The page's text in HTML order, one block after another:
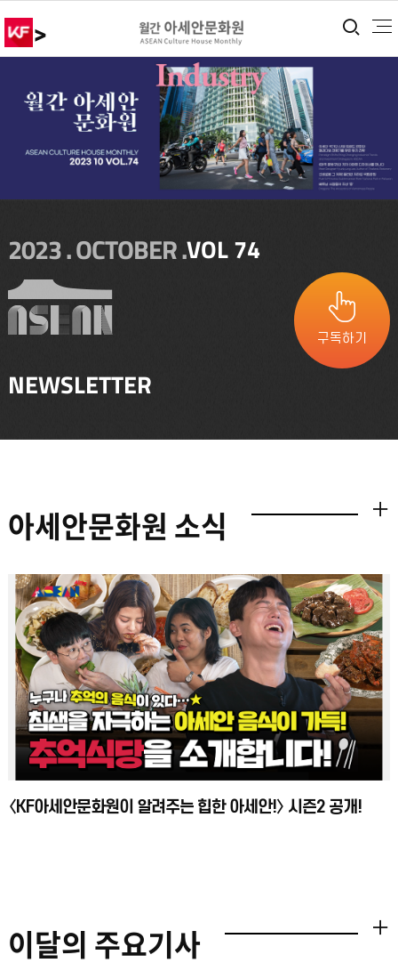
> 통
2023 . OCTOBER .VOL 74
NEWSLETTER
구독하기
아세안문화원 소식
〈KF아세안문화원이 알려주는 힙한 아세안!〉 시즌2 공개!
더보기
이달의 주요기사 더보기